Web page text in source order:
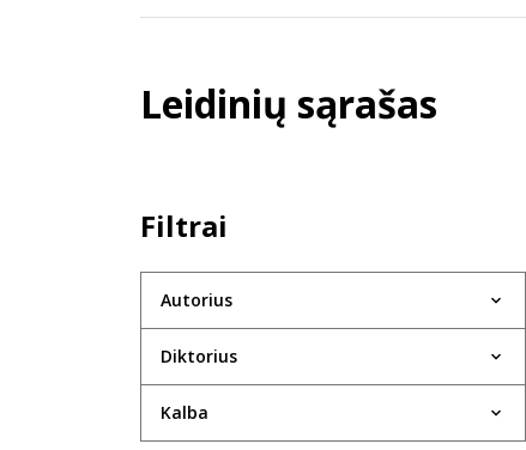
Leidinių sąrašas
Filtrai
Autorius
Diktorius
Kalba